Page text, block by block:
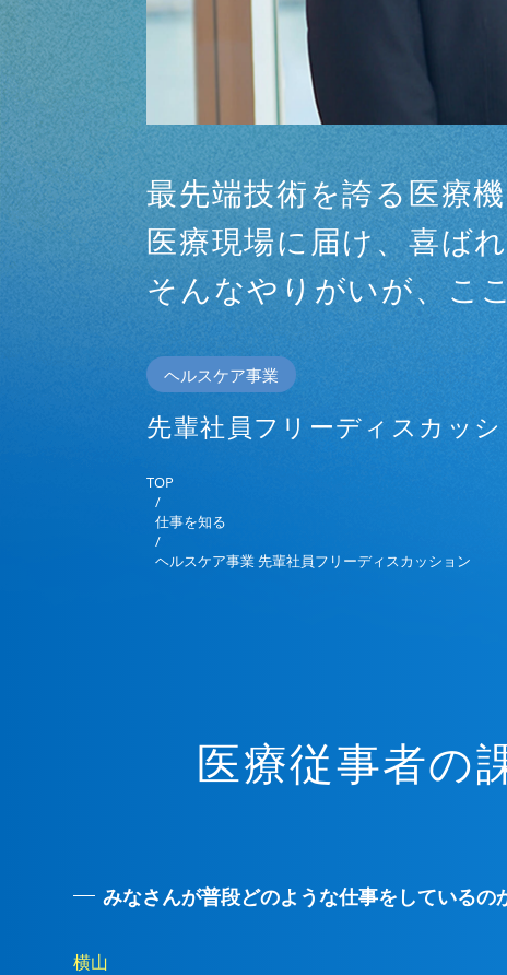
最先端技術を誇る医療
医療現場に届け、喜ばれ
そんなやりがいが、こ
ヘルスケア事業
先輩社員フリーディスカッシ
TOP
/
仕事を知る
/
ヘルスケア事業 先輩社員フリーディスカッション
医療従事者の
みなさんが普段どのような仕事をしているの
横山